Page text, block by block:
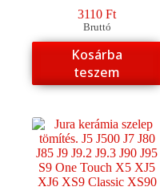
3110Ft
Bruttó
Kosárba
teszem